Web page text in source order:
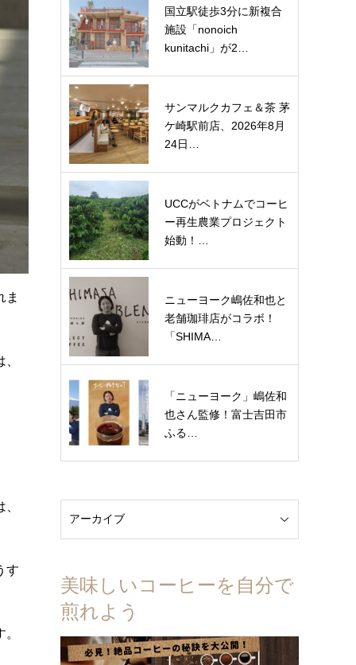
ま
す
国立駅徒歩3分に新複合
施設「nonoich
kunitachi」が2…
サンマルクカフェ＆茶 茅
ケ崎駅前店、2026年8月
24日…
UCCがベトナムでコーヒ
ー再生農業プロジェクト
始動！…
ニューヨーク嶋佐和也と
老舗珈琲店がコラボ！
「SHIMA…
「ニューヨーク」嶋佐和
也さん監修！富士吉田市
ふる…
美味しいコーヒーを自分で
煎れよう